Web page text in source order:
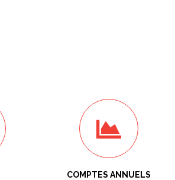
COMPTES ANNUELS